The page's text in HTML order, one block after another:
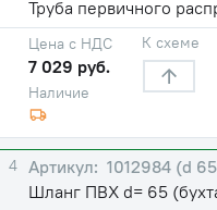
Труба первичного
Наличие
Цена с НДС
7 029 руб.
К схеме
4
1012984 (d
Шланг ПВХ d= 65